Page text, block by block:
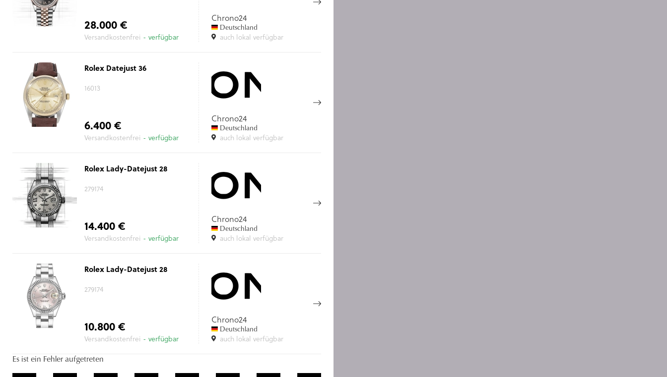
28.000 €
Versandkostenfrei - verfügbar
Chrono24
Deutschland
auch lokal verfügbar
Rolex Datejust 36
16013
6.400 €
Versandkostenfrei - verfügbar
Chrono24
Deutschland
auch lokal verfügbar
Rolex Lady-Datejust 28
279174
14.400 €
Versandkostenfrei - verfügbar
Chrono24
Deutschland
auch lokal verfügbar
Rolex Lady-Datejust 28
279174
10.800 €
Versandkostenfrei - verfügbar
Chrono24
Deutschland
auch lokal verfügbar
Es ist ein Fehler aufgetreten